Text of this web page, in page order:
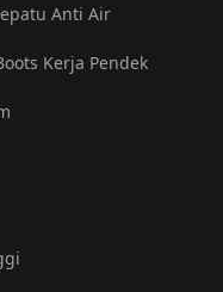
Anti Air
Kerja Pendek